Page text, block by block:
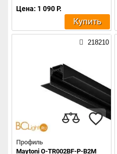
Цена: 1 090 Р.
Купить
218210
Профиль
Maytoni O-TR002BF-P-B2M